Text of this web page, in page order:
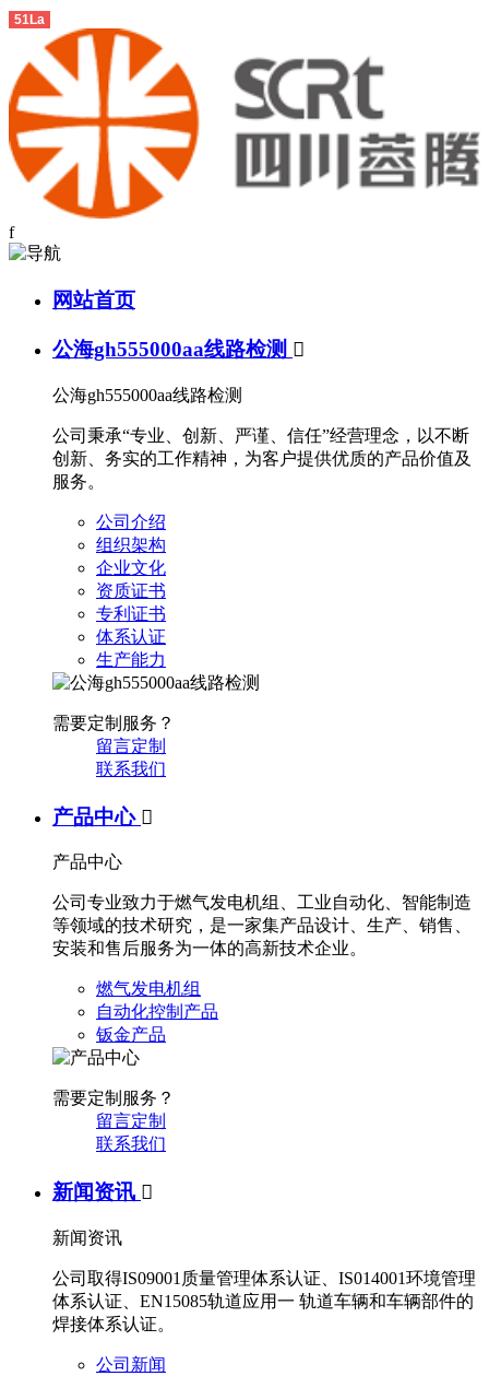
51La
f
网站首页
公海gh555000aa线路检测 
公海gh555000aa线路检测
公司秉承“专业、创新、严谨、信任”经营理念，以不断
创新、务实的工作精神，为客户提供优质的产品价值及
服务。
公司介绍
组织架构
企业文化
资质证书
专利证书
体系认证
生产能力
需要定制服务？
留言定制
联系我们
产品中心 
产品中心
公司专业致力于燃气发电机组、工业自动化、智能制造
等领域的技术研究，是一家集产品设计、生产、销售、
安装和售后服务为一体的高新技术企业。
燃气发电机组
自动化控制产品
钣金产品
需要定制服务？
留言定制
联系我们
新闻资讯 
新闻资讯
公司取得IS09001质量管理体系认证、IS014001环境管理
体系认证、EN15085轨道应用一 轨道车辆和车辆部件的
焊接体系认证。
公司新闻